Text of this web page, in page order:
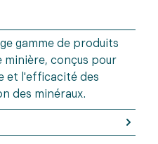
gamme de produits
minière, conçus pour
et l'efficacité des
des minéraux.